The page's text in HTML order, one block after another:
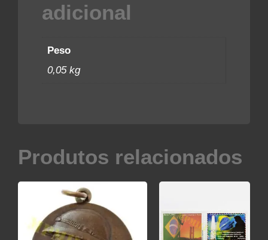
adicional
Peso
0,05 kg
Produtos relacionados